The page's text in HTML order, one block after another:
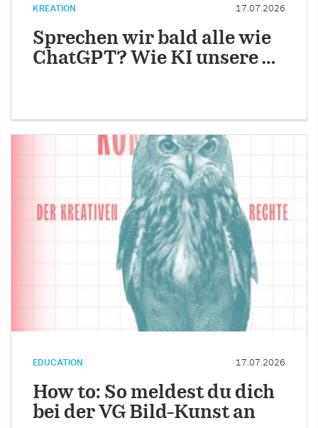
KREATION 17.07.2026
Sprechen wir bald alle wie
ChatGPT? Wie KI unsere …
EDUCATION 17.07.2026
How to: So meldest du dich
bei der VG Bild-Kunst an